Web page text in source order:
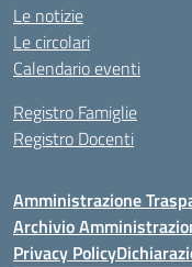
Le notizie
Le circolari
Calendario eventi
Registro Famiglie
Registro Docenti
Amministrazione
Archivio
Privacy Policy